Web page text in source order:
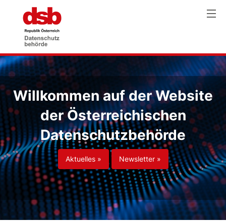
Willkommen auf der Website
der Österreichischen
Datenschutzbehörde
Aktuelles » Newsletter »